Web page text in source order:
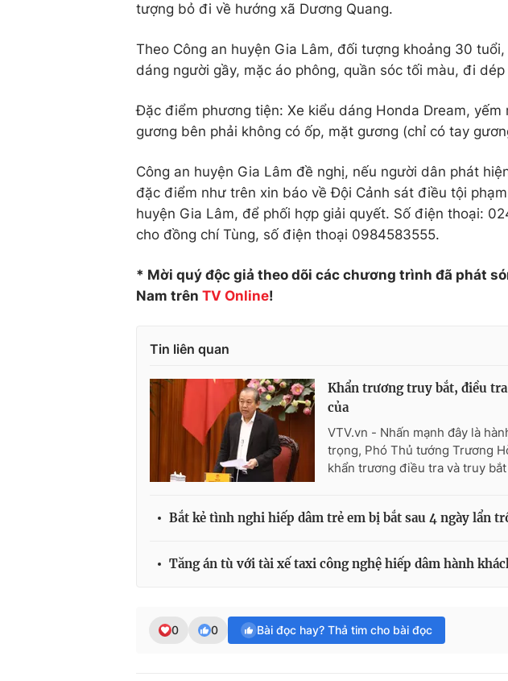
tượng bỏ đi về hướng xã Dương Quang.
Theo Công an huyện Gia Lâm, đối tượng khoảng 30
dáng người gầy, mặc áo phông, quần sóc tối màu, đi
Đặc điểm phương tiện: Xe kiểu dáng Honda Dream, yếm
gương bên phải không có ốp, mặt gương (chỉ có tay
Công an huyện Gia Lâm đề nghị, nếu người dân phát
đặc điểm như trên xin báo về Đội Cảnh sát điều tội
huyện Gia Lâm, để phối hợp giải quyết. Số điện thoại:
cho đồng chí Tùng, số điện thoại 0984583555.
* Mời quý độc giả theo dõi các chương trình đã phát
Nam trên TV Online!
Tin liên quan
Khẩn trương truy bắt, điều
của
VTV.vn - Nhấn mạnh đây là
trọng, Phó Thủ tướng Trương
khẩn trương điều tra và truy
Bắt kẻ tình nghi hiếp dâm trẻ em bị bắt sau 4 ngày lẩn
Tăng án tù với tài xế taxi công nghệ hiếp dâm hành
0 0 Bài đọc hay? Thả tim cho bài đọc